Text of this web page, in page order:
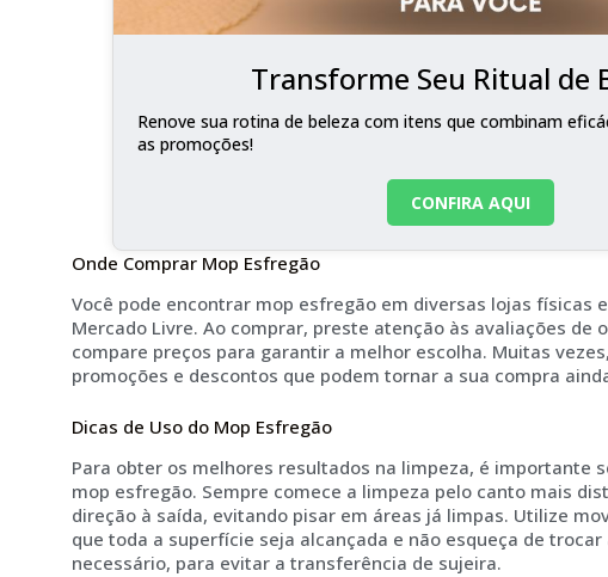
Transforme Seu Ritual de
Renove sua rotina de beleza com itens que combinam
as promoções!
CONFIRA AQUI
Onde Comprar Mop Esfregão
Você pode encontrar mop esfregão em diversas lojas físicas
Mercado Livre. Ao comprar, preste atenção às avaliações de
compare preços para garantir a melhor escolha. Muitas
promoções e descontos que podem tornar a sua compra
Dicas de Uso do Mop Esfregão
Para obter os melhores resultados na limpeza, é importante
mop esfregão. Sempre comece a limpeza pelo canto mais
direção à saída, evitando pisar em áreas já limpas. Utilize
que toda a superfície seja alcançada e não esqueça de
necessário, para evitar a transferência de sujeira.